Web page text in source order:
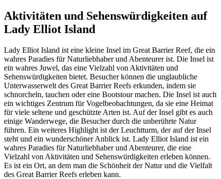
Aktivitäten und Sehenswürdigkeiten auf
Lady Elliot Island
Lady Elliot Island ist eine kleine Insel im Great Barrier Reef, die ein
wahres Paradies für Naturliebhaber und Abenteurer ist. Die Insel ist
ein wahres Juwel, das eine Vielzahl von Aktivitäten und
Sehenswürdigkeiten bietet. Besucher können die unglaubliche
Unterwasserwelt des Great Barrier Reefs erkunden, indem sie
schnorcheln, tauchen oder eine Bootstour machen. Die Insel ist auch
ein wichtiges Zentrum für Vogelbeobachtungen, da sie eine Heimat
für viele seltene und geschützte Arten ist. Auf der Insel gibt es auch
einige Wanderwege, die Besucher durch die unberührte Natur
führen. Ein weiteres Highlight ist der Leuchtturm, der auf der Insel
steht und ein wunderschöner Anblick ist. Lady Elliot Island ist ein
wahres Paradies für Naturliebhaber und Abenteurer, die eine
Vielzahl von Aktivitäten und Sehenswürdigkeiten erleben können.
Es ist ein Ort, an dem man die Schönheit der Natur und die Vielfalt
des Great Barrier Reefs erleben kann.